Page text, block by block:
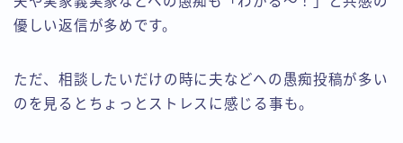
優しい返信が多めです。
ただ、相談したいだけの時に夫などへの愚痴投稿が多い
のを見るとちょっとストレスに感じる事も。